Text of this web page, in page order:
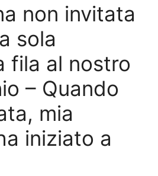
non invitata
sola
fila al nostro
– Quando
mia
iniziato a